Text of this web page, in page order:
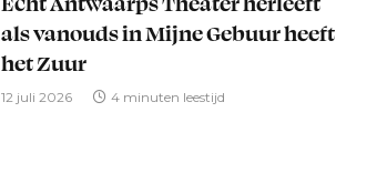
als vanouds in Mijne Gebuur heeft
het Zuur
12 juli 2026 4 minuten leestijd